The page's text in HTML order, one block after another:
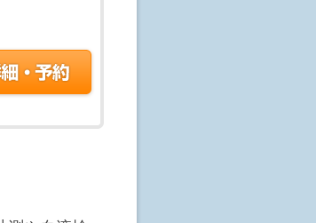
お済ませ
予約受付は終